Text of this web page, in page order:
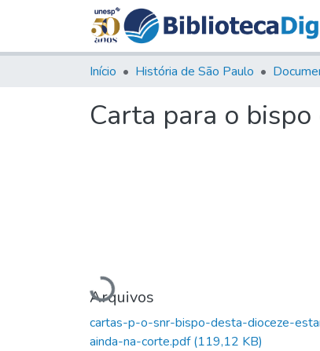
Início História de São Paulo
Carta para o
Carregando...
Arquivos
cartas-p-o-snr-bispo-desta-dioceze-
ainda-na-corte.pdf(119,12 KB)